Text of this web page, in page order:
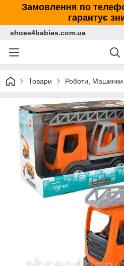
Замовлення по
гарантує
shoes4babies.com.ua
Товари Роботи, Машинки